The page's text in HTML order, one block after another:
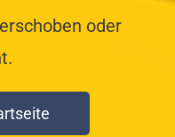
oder